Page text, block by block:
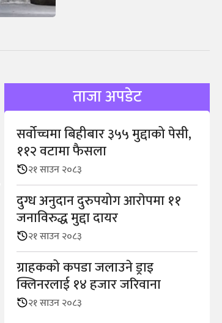
ताजा अपडेट
सर्वोच्चमा बिहीबार ३५५ मुद्दाको पेसी,
११२ वटामा फैसला
२१ साउन २०८३
दुग्ध अनुदान दुरुपयोग आराेपमा ११
जनाविरुद्ध मुद्दा दायर
२१ साउन २०८३
ग्राहकको कपडा जलाउने ड्राइ
क्लिनरलाई १४ हजार जरिवाना
२१ साउन २०८३